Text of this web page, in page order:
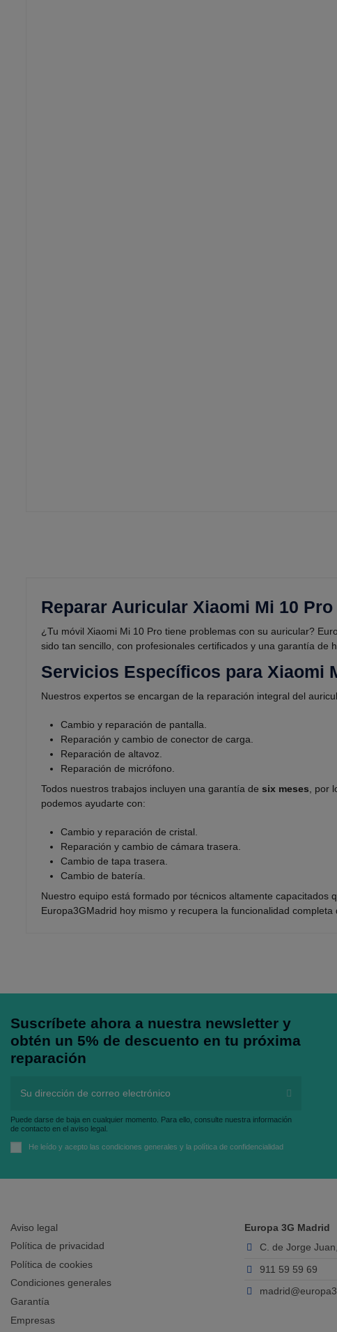
Reparar Auricular Xiaomi Mi 10 Pro
¿Tu móvil Xiaomi Mi 10 Pro tiene problemas con su auricular?
sido tan sencillo, con profesionales certificados y una garantía de
Servicios Específicos para Xiaomi
Nuestros expertos se encargan de la reparación integral del
Cambio y reparación de pantalla.
Reparación y cambio de conector de carga.
Reparación de altavoz.
Reparación de micrófono.
Todos nuestros trabajos incluyen una garantía de six meses, por
podemos ayudarte con:
Cambio y reparación de cristal.
Reparación y cambio de cámara trasera.
Cambio de tapa trasera.
Cambio de batería.
Nuestro equipo está formado por técnicos altamente
Europa3GMadrid hoy mismo y recupera la funcionalidad completa
Suscríbete ahora a nuestra newsletter y
obtén un 5% de descuento en tu próxima
reparación
Puede darse de baja en cualquier momento. Para ello, consulte nuestra información
de contacto en el aviso legal.
He leído y acepto las condiciones generales y la política de confidencialidad
Aviso legal
Política de privacidad
Política de cookies
Condiciones generales
Garantía
Empresas
Europa 3G Madrid
C. de Jorge
911 59 59 69